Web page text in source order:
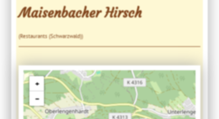
Maisenbacher Hirsch
(Restaurants (Schwarzwald))
+
−